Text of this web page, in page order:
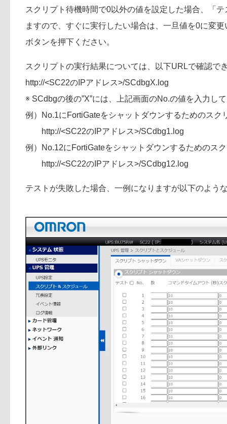
スクリプト待機時間で0以外の値を設定した場合、「
ますので、すぐに実行したい場合は、一旦値を0に変
ボタンを押下ください。
スクリプトの実行結果については、以下URLで確認で
http://<SC22のIPアドレス>/SCdbgX.log
※ SCdbgの後の”X”には、上記画面のNo.の値を入力し
例）No.1にFortiGateをシャットダウンするためのスク
http://<SC22のIPアドレス>/SCdbg1.log
例）No.12にFortiGateをシャットダウンするためのス
http://<SC22のIPアドレス>/SCdbg12.log
テストが失敗した場合、一例になりますが以下のよう